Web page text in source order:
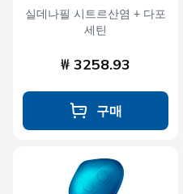
실데나필 시트르산염 + 다포
세틴
₩ 3258.93
구매